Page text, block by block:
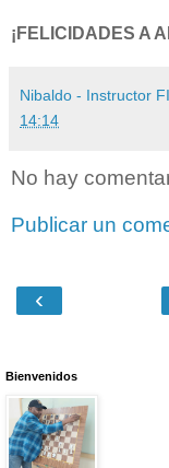
¡FELICIDADES A
Nibaldo - Instructor
14:14
No hay
Publicar un
‹
Bienvenidos